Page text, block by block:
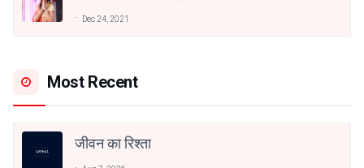
Dec 24, 2021
Most Recent
जीवन का रिश्ता